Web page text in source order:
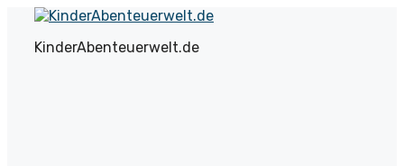
Zum
springen
KinderAbenteuerwelt.de